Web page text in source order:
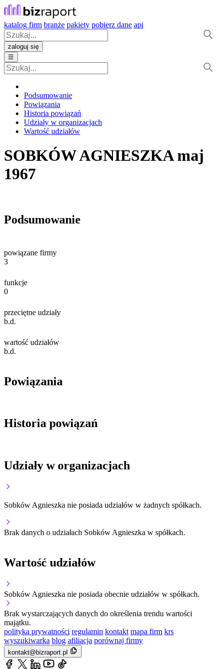
katalog firm branże pakiety pobierz dane api
zaloguj się
☰
Podsumowanie
Powiązania
Historia powiązań
Udziały w organizacjach
Wartość udziałów
SOBKÓW AGNIESZKA maj
1967
Podsumowanie
powiązane firmy
3
funkcje
0
przeciętne udziały
b.d.
wartość udziałów
b.d.
Powiązania
Historia powiązań
Udziały w organizacjach
Sobków Agnieszka nie posiada udziałów w żadnych spółkach.
Brak danych o udziałach Sobków Agnieszka w spółkach.
Wartość udziałów
Sobków Agnieszka nie posiada obecnie udziałów w spółkach.
Brak wystarczających danych do określenia trendu wartości
majątku.
polityka prywatności regulamin kontakt mapa firm krs
wyszukiwarka blog afiliacja porównaj firmy
kontakt@bizraport.pl